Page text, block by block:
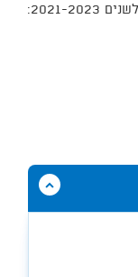
2023:
הסתר
תוכן
אודות